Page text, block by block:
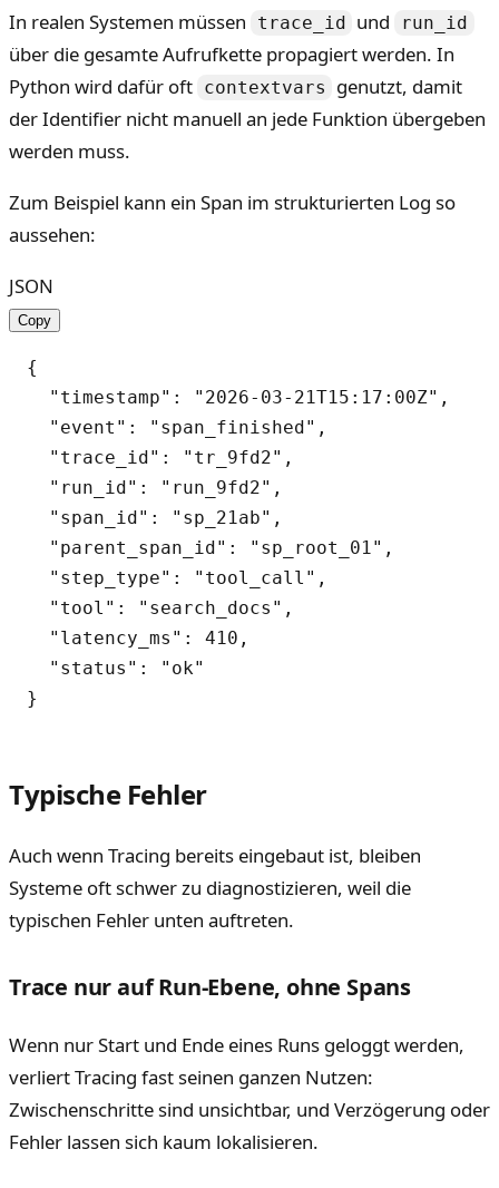
In realen Systemen müssen trace_id und run_id
über die gesamte Aufrufkette propagiert werden. In
Python wird dafür oft contextvars
genutzt, damit
der Identifier nicht manuell an jede Funktion übergeben
werden muss.
Zum Beispiel kann ein Span im strukturierten Log so
aussehen:
JSON
Copy
{
  "timestamp": "2026-03-21T15:17:00Z",
  "event": "span_finished",
  "trace_id": "tr_9fd2",
  "run_id": "run_9fd2",
  "span_id": "sp_21ab",
  "parent_span_id": "sp_root_01",
  "step_type": "tool_call",
  "tool": "search_docs",
  "latency_ms": 410,
  "status": "ok"
Typische Fehler
Auch wenn Tracing bereits eingebaut ist, bleiben
Systeme oft schwer zu diagnostizieren, weil die
typischen Fehler unten auftreten.
Trace nur auf Run-Ebene, ohne Spans
Wenn nur Start und Ende eines Runs geloggt werden,
verliert Tracing fast seinen ganzen Nutzen:
Zwischenschritte sind unsichtbar, und Verzögerung oder
Fehler lassen sich kaum lokalisieren.